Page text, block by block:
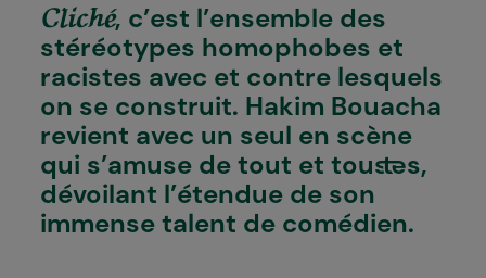
Cliché, c’est l’ensemble des
stéréotypes homophobes et
racistes avec et contre lesquels
on se construit. Hakim Bouacha
revient avec un seul en scène
qui s’amuse de tout et tous·tes,
dévoilant l’étendue de son
immense talent de comédien.